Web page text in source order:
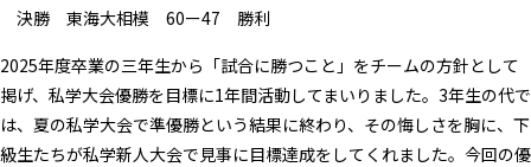
決勝 東海大相模 60ー47 勝利
2025年度卒業の三年生から「試合に勝つこと」をチームの方針として
掲げ、私学大会優勝を目標に1年間活動してまいりました。3年生の代で
は、夏の私学大会で準優勝という結果に終わり、その悔しさを胸に、下
級生たちが私学新人大会で見事に目標達成をしてくれました。今回の優